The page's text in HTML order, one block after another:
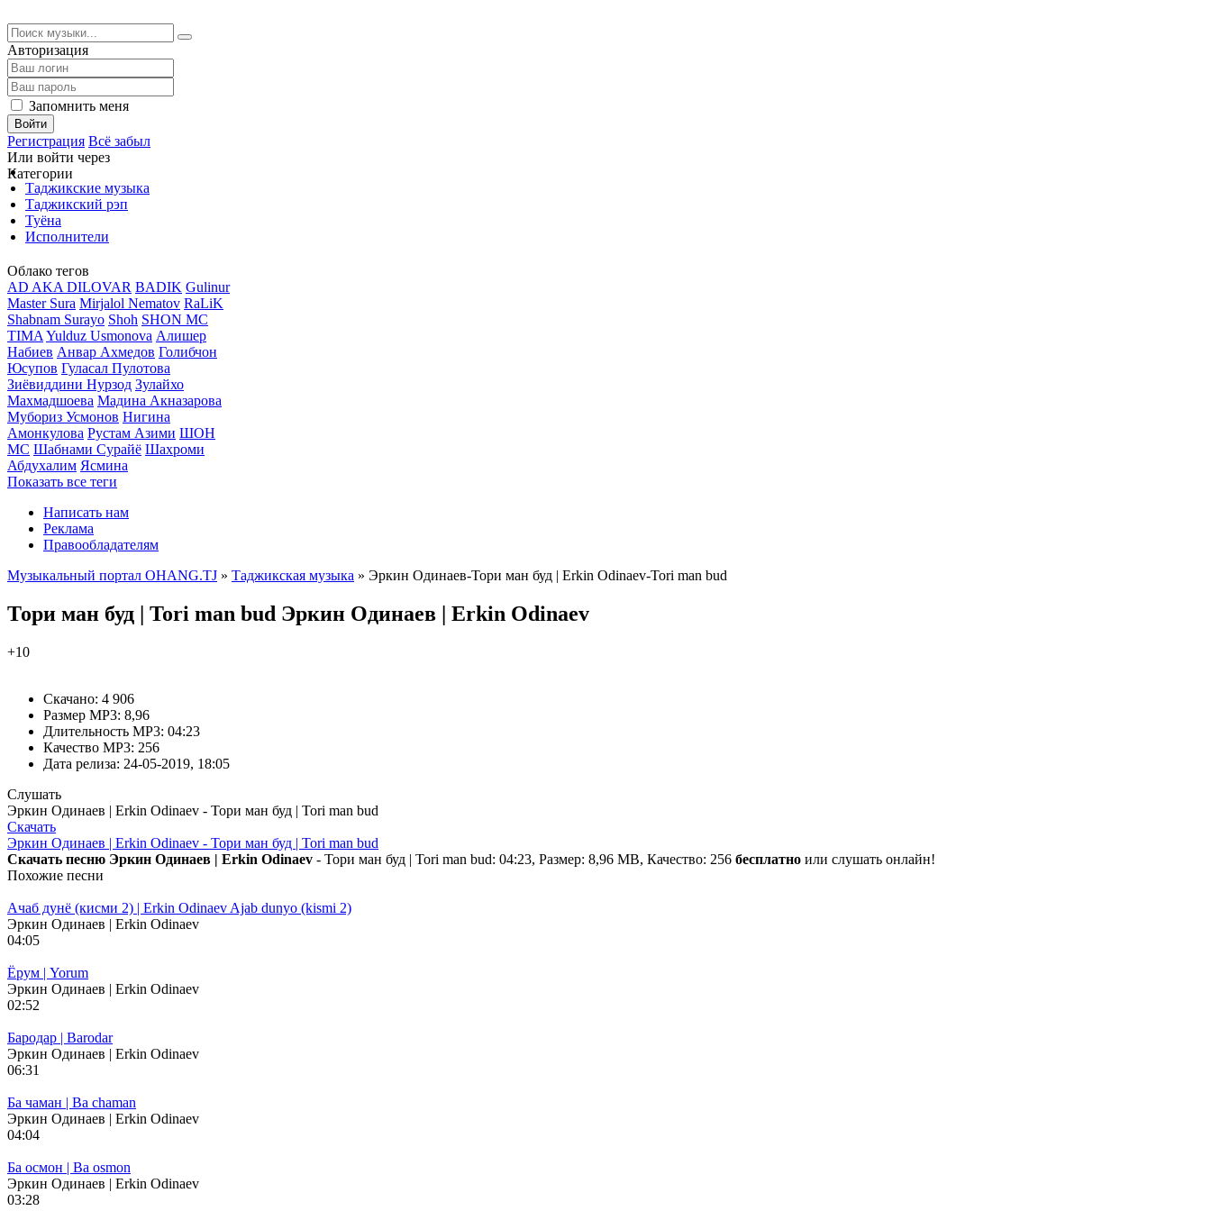
Авторизация
Запомнить меня
Войти
Регистрация Всё забыл
Или войти через
Категории
Таджикские музыка
Таджикский рэп
Туёна
Исполнители
Облако тегов
AD AKA DILOVAR BADIK Gulinur
Master Sura Mirjalol Nematov RaLiK
Shabnam Surayo Shoh SHON MC
TIMA Yulduz Usmonova Алишер
Набиев Анвар Ахмедов Голибчон
Юсупов Гуласал Пулотова
Зиёвиддини Нурзод Зулайхо
Махмадшоева Мадина Акназарова
Мубориз Усмонов Нигина
Амонкулова Рустам Азими ШОН
МС Шабнами Сурайё Шахроми
Абдухалим Ясмина
Показать все теги
Написать нам
Реклама
Правообладателям
Музыкальный портал OHANG.TJ » Таджикская музыка » Эркин Одинаев-Тори ман буд | Erkin Odinaev-Tori man bud
Тори ман буд | Tori man bud Эркин Одинаев | Erkin Odinaev
+10
Скачано: 4 906
Размер MP3: 8,96
Длительность MP3: 04:23
Качество MP3: 256
Дата релиза: 24-05-2019, 18:05
Слушать
Эркин Одинаев | Erkin Odinaev - Тори ман буд | Tori man bud
Скачать
Эркин Одинаев | Erkin Odinaev - Тори ман буд | Tori man bud
Скачать песню Эркин Одинаев | Erkin Odinaev - Тори ман буд | Tori man bud: 04:23, Размер: 8,96 MB, Качество: 256 бесплатно или слушать онлайн!
Похожие песни
Ачаб дунё (кисми 2) | Erkin Odinaev Ajab dunyo (kismi 2)
Эркин Одинаев | Erkin Odinaev
04:05
Ёрум | Yorum
Эркин Одинаев | Erkin Odinaev
02:52
Бародар | Barodar
Эркин Одинаев | Erkin Odinaev
06:31
Ба чаман | Ba chaman
Эркин Одинаев | Erkin Odinaev
04:04
Ба осмон | Ba osmon
Эркин Одинаев | Erkin Odinaev
03:28